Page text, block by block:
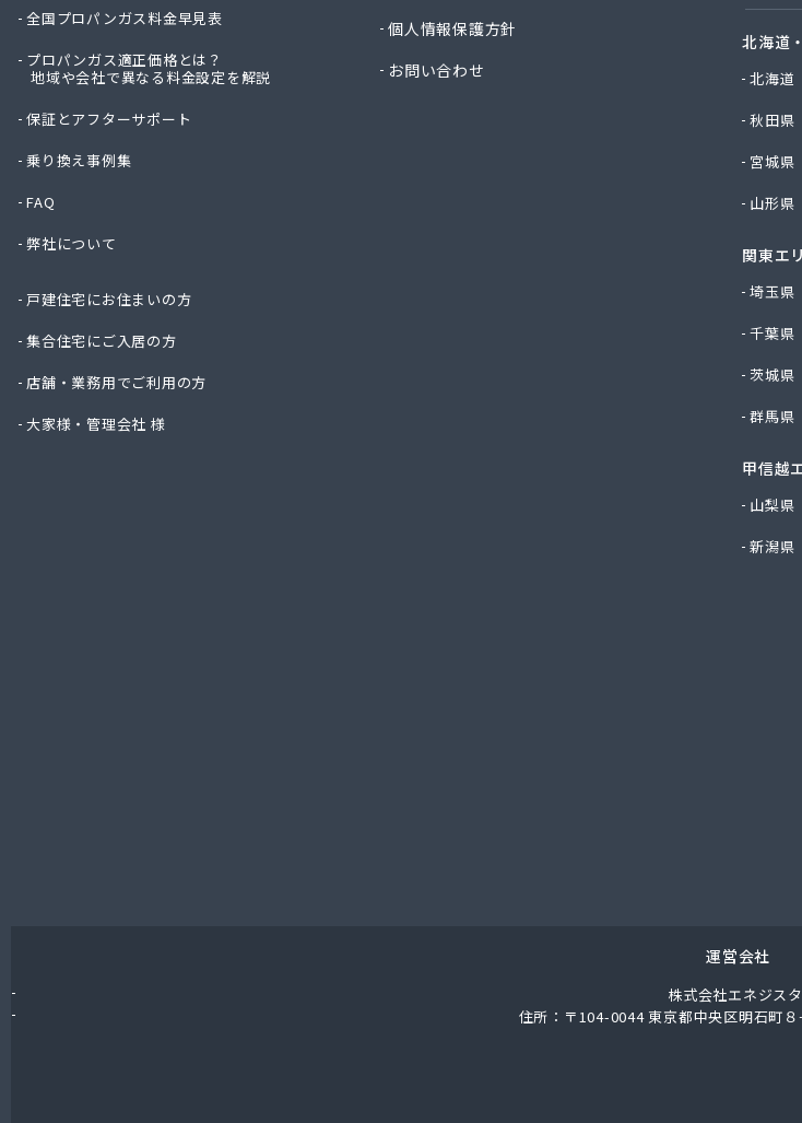
全国プロパンガス料金早見表
プロパンガス適正価格とは？
地域や会社で異なる料金設定を解説
保証とアフターサポート
乗り換え事例集
FAQ
弊社について
戸建住宅にお住まいの方
集合住宅にご入居の方
店舗・業務用でご利用の方
大家様・管理会社 様
個人情報保護方針
お問い合わせ
北海道
北海道
秋田県
宮城県
山形県
関東エ
埼玉県
千葉県
茨城県
群馬県
甲信越
山梨県
新潟県
運営会社
株式会社エネジスタ
住所：〒104-0044 東京都中央区明石町